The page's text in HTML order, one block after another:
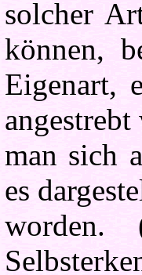
solcher
können,
Eigenart,
man sich
es